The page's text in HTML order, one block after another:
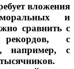
вложения
моральных и
сравнить с
рекордов, с
например, с